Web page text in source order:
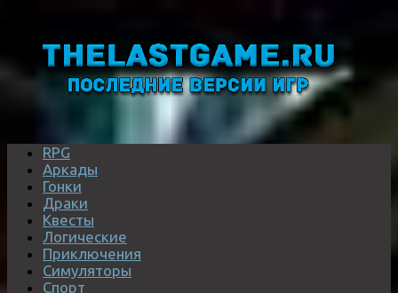
RPG
Аркады
Гонки
Драки
Квесты
Логические
Приключения
Симуляторы
Спорт